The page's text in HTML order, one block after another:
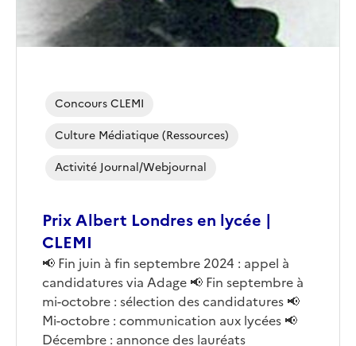
Prix Albert Londres en lycée |
CLEMI
Corps
📢 Fin juin à fin septembre 2024 : appel à
candidatures via Adage 📢 Fin septembre à
mi-octobre : sélection des candidatures 📢
Mi-octobre : communication aux lycées 📢
Décembre : annonce des lauréats
Concours CLEMI
Culture Médiatique (ressources)
Activité Journal/webjournal